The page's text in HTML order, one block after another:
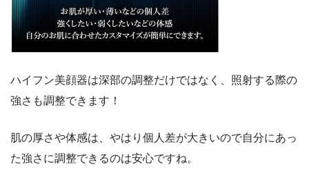
ハイフン美顔器は深部の調整だけではなく、照射する際の
強さも調整できます！
肌の厚さや体感は、やはり個人差が大きいので自分にあっ
た強さに調整できるのは安心ですね。